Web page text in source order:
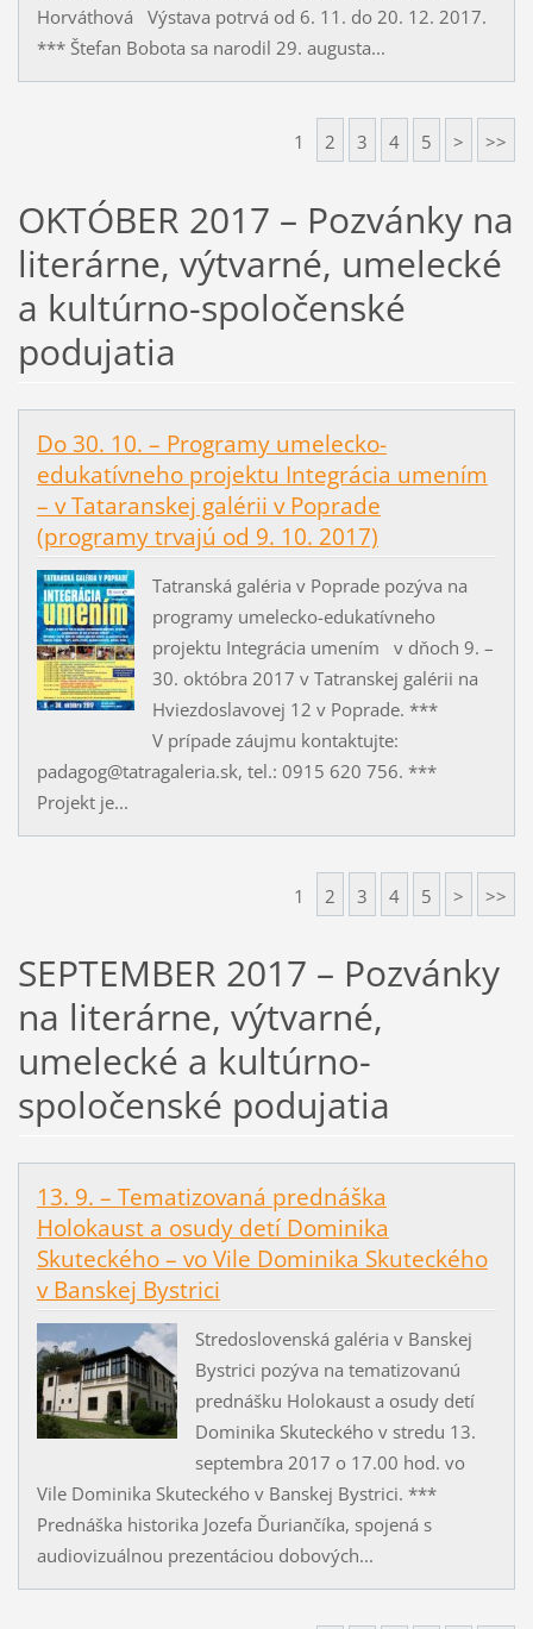
Horváthová Výstava potrvá od 6. 11. do 20. 12. 2017.
*** Štefan Bobota sa narodil 29. augusta...
1 2 3 4 5 > >>
OKTÓBER 2017 – Pozvánky na
literárne, výtvarné, umelecké
a kultúrno-spoločenské
podujatia
Do 30. 10. – Programy umelecko-
edukatívneho projektu Integrácia umením
– v Tataranskej galérii v Poprade
(programy trvajú od 9. 10. 2017)
Tatranská galéria v Poprade pozýva na
programy umelecko-edukatívneho
projektu Integrácia umením v dňoch 9. –
30. októbra 2017 v Tatranskej galérii na
Hviezdoslavovej 12 v Poprade. ***
V prípade záujmu kontaktujte:
padagog@tatragaleria.sk, tel.: 0915 620 756. ***
Projekt je...
1 2 3 4 5 > >>
SEPTEMBER 2017 – Pozvánky
na literárne, výtvarné,
umelecké a kultúrno-
spoločenské podujatia
13. 9. – Tematizovaná prednáška
Holokaust a osudy detí Dominika
Skuteckého – vo Vile Dominika Skuteckého
v Banskej Bystrici
Stredoslovenská galéria v Banskej
Bystrici pozýva na tematizovanú
prednášku Holokaust a osudy detí
Dominika Skuteckého v stredu 13.
septembra 2017 o 17.00 hod. vo
Vile Dominika Skuteckého v Banskej Bystrici. ***
Prednáška historika Jozefa Ďuriančíka, spojená s
audiovizuálnou prezentáciou dobových...